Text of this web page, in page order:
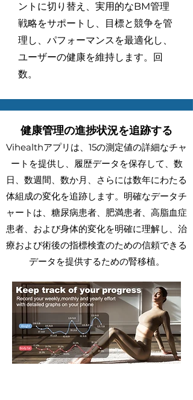
ントに切り替え、実用的なBM管理
戦略をサポートし、目標と競争を管
理し、パフォーマンスを最適化し、
ユーザーの健康を維持します。回
数。
健康管理の進捗状況を追跡する
Vihealthアプリは、15の測定値の詳細なチャ
ートを提供し、履歴データを保存して、数
日、数週間、数か月、さらには数年にわたる
体組成の変化を追跡します。明確なデータチ
ャートは、糖尿病患者、肥満患者、高脂血症
患者、および身体的変化を明確に理解し、治
療および術後の指標検査のための信頼できる
データを提供するための腎移植。